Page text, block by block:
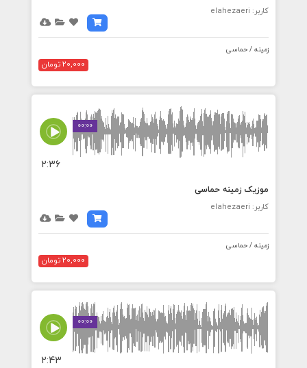
کاربر: elahezaeri
زمینه / حماسی
20,000 تومان
00:00
2:36
موزیک زمینه حماسی
کاربر: elahezaeri
زمینه / حماسی
20,000 تومان
00:00
2:43